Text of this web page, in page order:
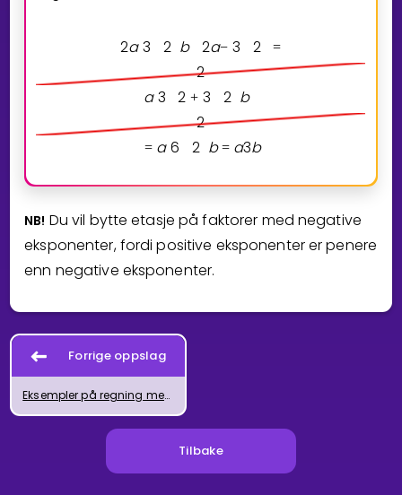
2a 3 2 b 2a− 3 2 =
2
a 3 2 + 3 2 b
2
= a 6 2 b = a3b
NB! Du vil bytte etasje på faktorer med negative
eksponenter, fordi positive eksponenter er penere
enn negative eksponenter.
Forrige oppslag
Eksempler på regning med potenser med bokstaver
Tilbake